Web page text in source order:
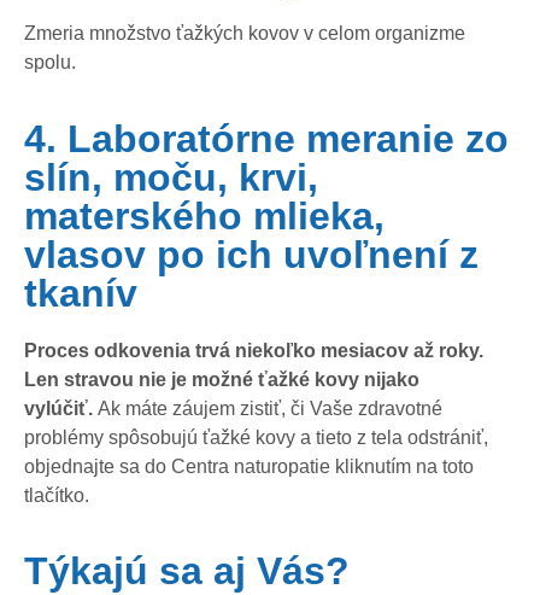
Zmeria množstvo ťažkých kovov v celom organizme
spolu.
4. Laboratórne meranie zo
slín, moču, krvi,
materského mlieka,
vlasov po ich uvoľnení z
tkanív
Proces odkovenia trvá niekoľko mesiacov až roky.
Len stravou nie je možné ťažké kovy nijako
vylúčiť. Ak máte záujem zistiť, či Vaše zdravotné
problémy spôsobujú ťažké kovy a tieto z tela odstrániť,
objednajte sa do Centra naturopatie kliknutím na toto
tlačítko.
Týkajú sa aj Vás?